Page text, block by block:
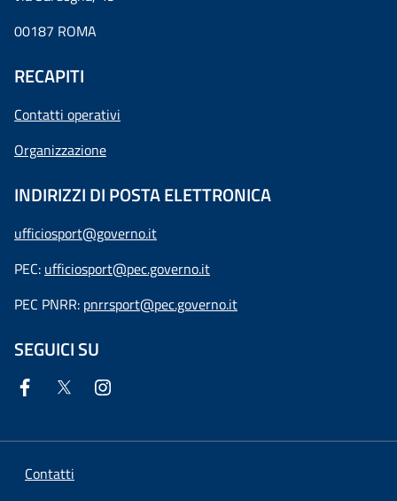
00187 ROMA
RECAPITI
Contatti operativi
Organizzazione
INDIRIZZI DI POSTA ELETTRONICA
ufficiosport@governo.it
PEC: ufficiosport@pec.governo.it
PEC PNRR: pnrrsport@pec.governo.it
SEGUICI SU
Contatti